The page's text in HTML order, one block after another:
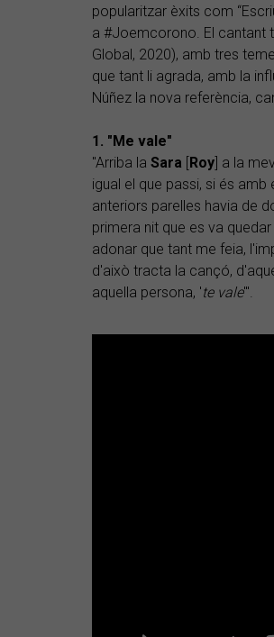
popularitzar èxits com
a #Joemcorono. El cantant
Global, 2020), amb tres
que tant li agrada, amb la
Núñez la nova referència,
1. "Me vale"
"Arriba la Sara Roy ] a la
igual el que passi, si és
anteriors parelles havia de
primera nit que es va
adonar que tant me feia,
d'això tracta la cançó,
aquella persona, 'te vale'".